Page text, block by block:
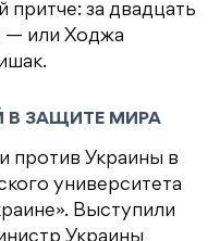
притче: за двадцать
— или Ходжа
В ЗАЩИТЕ МИРА
против Украины в
университета
Выступили
Украины